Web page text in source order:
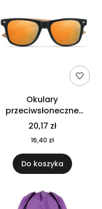
Okulary
przeciwsłoneczne
CALIFORNIA TOUCH
MO9617-10
20,17 zł
16,40 zł
Do koszyka